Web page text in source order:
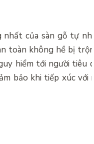
của sàn gỗ tự
toàn không hề bị
hiểm tới người tiêu
bảo khi tiếp xúc với